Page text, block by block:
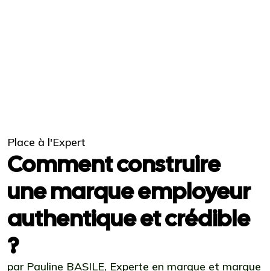
Place à l'Expert
Comment construire
une marque employeur
authentique et crédible
?
par Pauline BASILE, Experte en marque et marque